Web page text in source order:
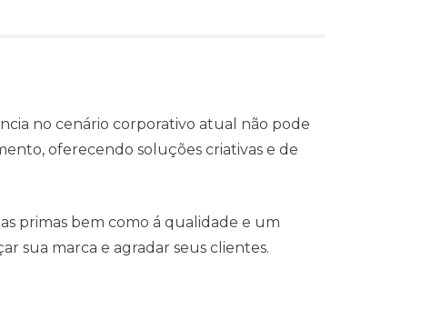
no cenário corporativo atual não pode
oferecendo soluções criativas e de
primas bem como á qualidade e um
sua marca e agradar seus clientes.